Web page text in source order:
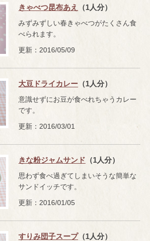
きゃべつ昆布あえ （1人分）
みずみずしい春きゃべつがたくさん食
べられます。
更新：2016/05/09
大豆ドライカレー （1人分）
意識せずにお豆が食べれちゃうカレー
です。
更新：2016/03/01
きな粉ジャムサンド （1人分）
思わず食べ過ぎてしまいそうな簡単な
サンドイッチです。
更新：2016/01/05
すりみ団子スープ（1人分）